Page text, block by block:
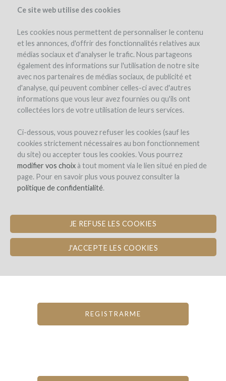
Ce site web utilise des cookies
Les cookies nous permettent de personnaliser le contenu
et les annonces, d'offrir des fonctionnalités relatives aux
médias sociaux et d'analyser le trafic. Nous partageons
également des informations sur l'utilisation de notre site
avec nos partenaires de médias sociaux, de publicité et
d'analyse, qui peuvent combiner celles-ci avec d'autres
informations que vous leur avez fournies ou qu'ils ont
collectées lors de votre utilisation de leurs services.
Ci-dessous, vous pouvez refuser les cookies (sauf les
cookies strictement nécessaires au bon fonctionnement
du site) ou accepter tous les cookies. Vous pourrez
modifier vos choixà tout moment via le lien situé en pied de
page. Pour en savoir plus vous pouvez consulter la
politique de confidentialité.
JE REFUSE LES COOKIES
J'ACCEPTE LES COOKIES
Inviertes en una bodega!
REGISTRARME